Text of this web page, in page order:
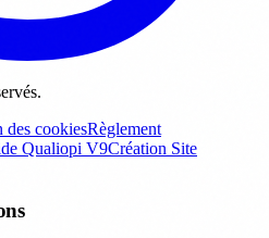
des cookiesRèglement
Qualiopi V9Création Site